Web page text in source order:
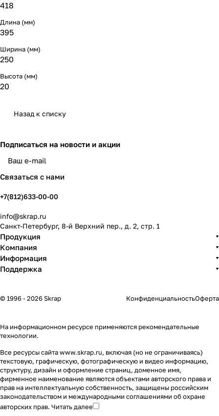
418
Длина (мм)
395
Ширина (мм)
250
Высота (мм)
20
Назад к списку
Подписаться на новости и акции
Связаться с нами
+7(812)633-00-00
info@skrap.ru
Санкт-Петербург, 8-й Верхний пер., д. 2, стр. 1
Продукция
Компания
Информация
Поддержка
© 1996 - 2026 Skrap КонфиденциальностьОферта
На информационном ресурсе применяются рекомендательные
технологии.
Все ресурсы сайта www.skrap.ru, включая (но не ограничиваясь)
текстовую, графическую, фотографическую и видео информацию,
структуру, дизайн и оформление страниц, доменное имя,
фирменное наименование являются объектами авторского права и
прав на интеллектуальную собственность, защищены российским
законодательством и международными соглашениями об охране
авторских прав. Читать далее